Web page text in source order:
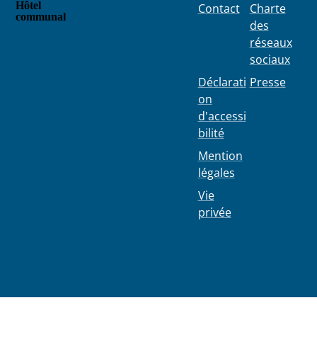
Hôtel
communal
Contact
Déclarati
on
d'accessi
bilité
Mention
légales
Vie
privée
Charte
des
réseaux
sociaux
Presse